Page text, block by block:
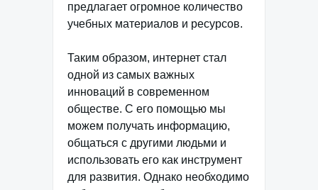
предлагает огромное количество
учебных материалов и ресурсов.
Таким образом, интернет стал
одной из самых важных
инноваций в современном
обществе. С его помощью мы
можем получать информацию,
общаться с другими людьми и
использовать его как инструмент
для развития. Однако необходимо